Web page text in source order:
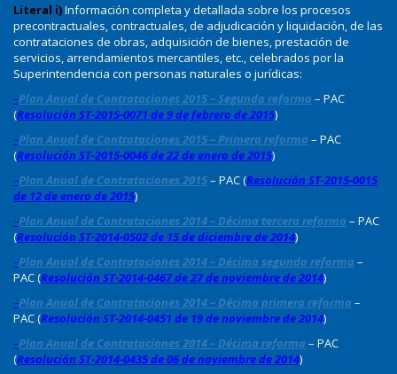
Literal i)Información completa y detallada sobre los procesos
precontractuales, contractuales, de adjudicación y liquidación, de las
contrataciones de obras, adquisición de bienes, prestación de
servicios, arrendamientos mercantiles, etc., celebrados por la
Superintendencia con personas naturales o jurídicas:
–Plan Anual de Contrataciones 2015 – Segunda reforma – PAC
(Resolución ST-2015-0071 de 9 de febrero de 2015)
–Plan Anual de Contrataciones 2015 – Primera reforma – PAC
(Resolución ST-2015-0046 de 22 de enero de 2015)
–Plan Anual de Contrataciones 2015– PAC (Resolución ST-2015-0015
de 12 de enero de 2015)
–Plan Anual de Contrataciones 2014 – Décima tercera reforma – PAC
(Resolución ST-2014-0502 de 15 de diciembre de 2014)
–Plan Anual de Contrataciones 2014 – Décima segunda reforma –
PAC (Resolución ST-2014-0467 de 27 de noviembre de 2014)
–Plan Anual de Contrataciones 2014 – Décima primera reforma –
PAC (Resolución ST-2014-0451 de 19 de noviembre de 2014)
–Plan Anual de Contrataciones 2014 – Décima reforma – PAC
(Resolución ST-2014-0435 de 06 de noviembre de 2014)